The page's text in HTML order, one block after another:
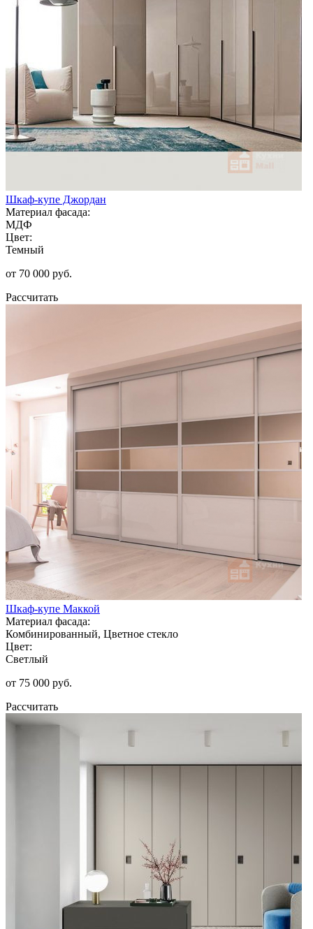
Шкаф-купе Джордан
Материал фасада:
МДФ
Цвет:
Темный
от 70 000 руб.
Рассчитать
Шкаф-купе Маккой
Материал фасада:
Комбинированный, Цветное стекло
Цвет:
Светлый
от 75 000 руб.
Рассчитать